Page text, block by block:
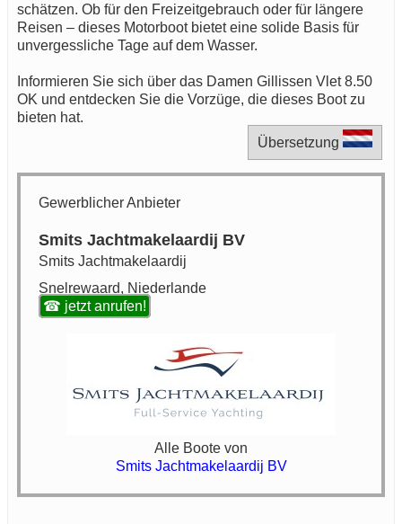
schätzen. Ob für den Freizeitgebrauch oder für längere
Reisen – dieses Motorboot bietet eine solide Basis für
unvergessliche Tage auf dem Wasser.
Informieren Sie sich über das Damen Gillissen Vlet 8.50
OK und entdecken Sie die Vorzüge, die dieses Boot zu
bieten hat.
Übersetzung
Gewerblicher Anbieter
Smits Jachtmakelaardij BV
Smits Jachtmakelaardij
Snelrewaard, Niederlande
☎ jetzt anrufen!
Alle Boote von
Smits Jachtmakelaardij BV